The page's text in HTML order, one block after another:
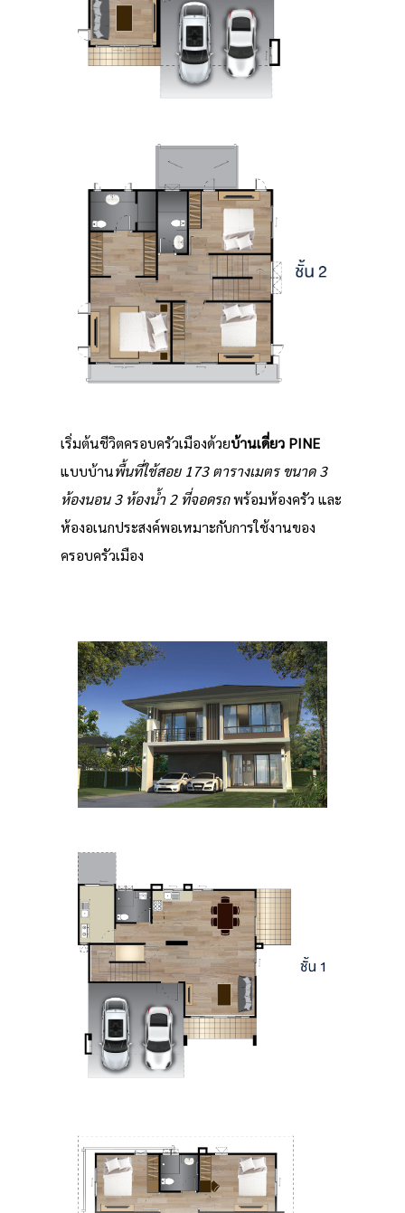
เริ่มต้นชีวิตครอบครัวเมืองด้วยบ้านเดี่ยว PINE
แบบบ้านพื้นที่ใช้สอย 173 ตารางเมตร ขนาด 3
ห้องนอน 3 ห้องน้ำ 2 ที่จอดรถพร้อมห้องครัว และ
ห้องอเนกประสงค์พอเหมาะกับการใช้งานของ
ครอบครัวเมือง